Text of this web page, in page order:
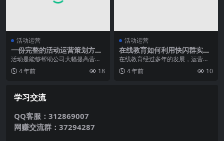
活动运营
一份完整的活动运营策划方案
是怎样的？
活动是能够帮助公司大幅提高营收
水平的手段之一，而策划和运营对
活动的质量起着至关重...
4 年前 18
活动运营
在线教育如何利用快闪群实现
百万成交爆单
在线教育经过多年的发展，运营现
在越来越精细，运营策略也不断在
进化，最近笔者发现越...
4 年前 10
学习交流
QQ客服：312869007
网赚交流群：37294287